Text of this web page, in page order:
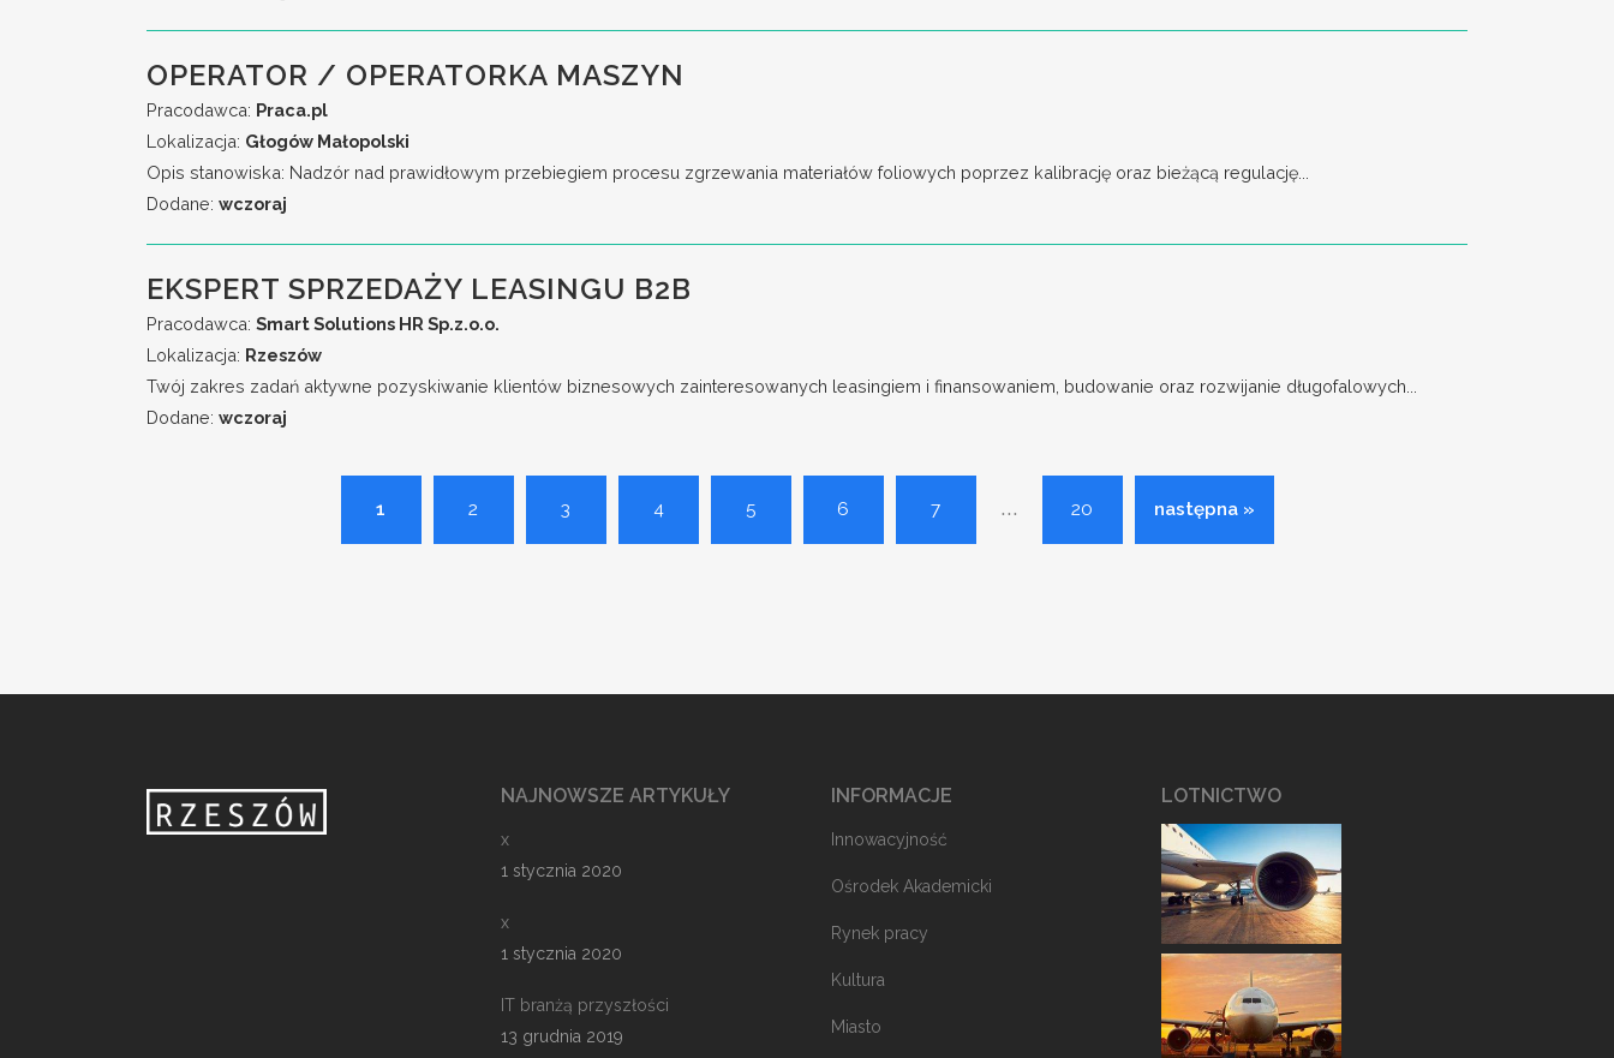
OPERATOR / OPERATORKA MASZYN
Pracodawca: Praca.pl
Lokalizacja: Głogów Małopolski
Opis stanowiska: Nadzór nad prawidłowym przebiegiem procesu zgrzewania materiałów foliowych poprzez kalibrację oraz bieżącą regulację...
Dodane: wczoraj
EKSPERT SPRZEDAŻY LEASINGU B2B
Pracodawca: Smart Solutions HR Sp.z.o.o.
Lokalizacja: Rzeszów
Twój zakres zadań aktywne pozyskiwanie klientów biznesowych zainteresowanych leasingiem i finansowaniem, budowanie oraz rozwijanie długofalowych...
Dodane: wczoraj
1 2 3 4 5 6 7 ... 20 następna »
NAJNOWSZE ARTYKUŁY
x
1 stycznia 2020
x
1 stycznia 2020
IT branżą przyszłości
13 grudnia 2019
INFORMACJE
Innowacyjność
Ośrodek Akademicki
Rynek pracy
Kultura
Miasto
LOTNICTWO